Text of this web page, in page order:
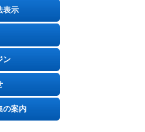
表示
ン
の案内